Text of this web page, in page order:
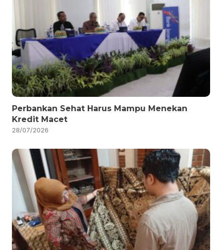
Perbankan Sehat Harus Mampu Menekan
Kredit Macet
28/07/2026